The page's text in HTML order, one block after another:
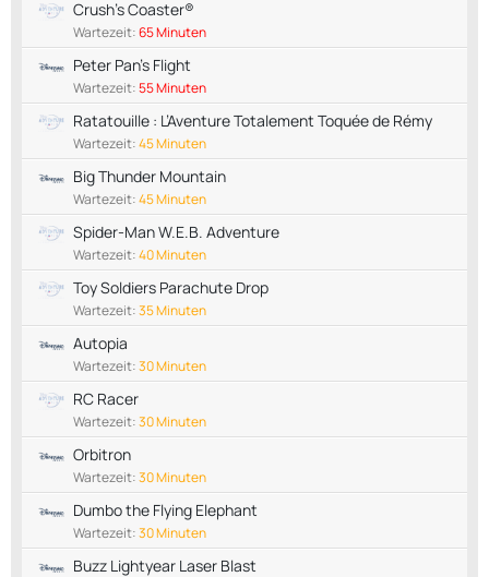
Crush's Coaster®
Wartezeit:65 Minuten
Peter Pan's Flight
Wartezeit:55 Minuten
Ratatouille : L’Aventure Totalement Toquée de Rémy
Wartezeit:45 Minuten
Big Thunder Mountain
Wartezeit:45 Minuten
Spider-Man W.E.B. Adventure
Wartezeit:40 Minuten
Toy Soldiers Parachute Drop
Wartezeit:35 Minuten
Autopia
Wartezeit:30 Minuten
RC Racer
Wartezeit:30 Minuten
Orbitron
Wartezeit:30 Minuten
Dumbo the Flying Elephant
Wartezeit:30 Minuten
Buzz Lightyear Laser Blast